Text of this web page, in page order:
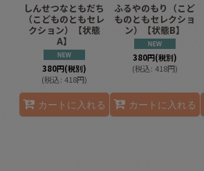
しんせつなともだち
（こどものともセレ
クション）【状態
A】
380円(税別)
(税込: 418円)
カートに入れる
ふるやのもり（こど
ものともセレクショ
ン）【状態B】
380円(税別)
(税込: 418円)
カートに入れる